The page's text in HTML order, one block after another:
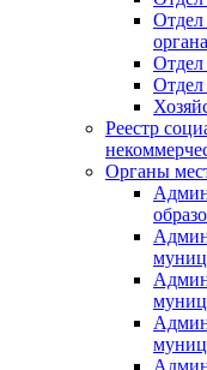
Отдел
Отдел
Отдел
Реестр
Органы